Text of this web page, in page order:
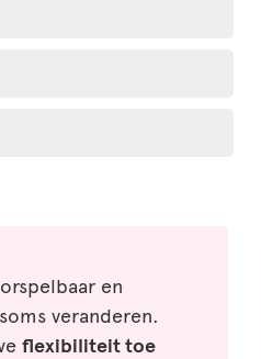
en
veranderen.
flexibiliteit toe